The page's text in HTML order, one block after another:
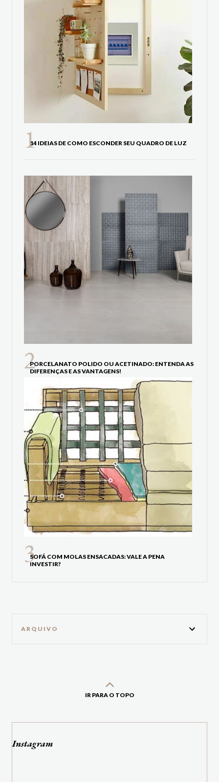
14 IDEIAS DE COMO ESCONDER SEU QUADRO DE LUZ
PORCELANATO POLIDO OU ACETINADO: ENTENDA AS
DIFERENÇAS E AS VANTAGENS!
SOFÁ COM MOLAS ENSACADAS: VALE A PENA
INVESTIR?
ARQUIVO
IR PARA O TOPO
Instagram